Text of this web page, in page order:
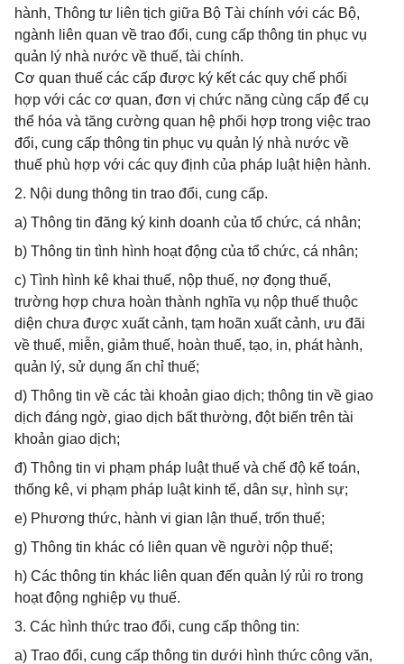
hành, Thông tư liên tịch giữa Bộ Tài chính với các Bộ,
ngành liên quan về trao đổi, cung cấp thông tin phục vụ
quản lý nhà nước về thuế, tài chính.
Cơ quan thuế các cấp được ký kết các quy chế phối
hợp với các cơ quan, đơn vị chức năng cùng cấp để cụ
thể hóa và tăng cường quan hệ phối hợp trong việc trao
đổi, cung cấp thông tin phục vụ quản lý nhà nước về
thuế phù hợp với các quy định của pháp luật hiện hành.
2. Nội dung thông tin trao đổi, cung cấp.
a) Thông tin đăng ký kinh doanh của tổ chức, cá nhân;
b) Thông tin tình hình hoạt động của tổ chức, cá nhân;
c) Tình hình kê khai thuế, nộp thuế, nợ đọng thuế,
trường hợp chưa hoàn thành nghĩa vụ nộp thuế thuộc
diện chưa được xuất cảnh, tạm hoãn xuất cảnh, ưu đãi
về thuế, miễn, giảm thuế, hoàn thuế, tạo, in, phát hành,
quản lý, sử dụng ấn chỉ thuế;
d) Thông tin về các tài khoản giao dịch; thông tin về giao
dịch đáng ngờ, giao dịch bất thường, đột biến trên tài
khoản giao dịch;
đ) Thông tin vi phạm pháp luật thuế và chế độ kế toán,
thống kê, vi phạm pháp luật kinh tế, dân sự, hình sự;
e) Phương thức, hành vi gian lận thuế, trốn thuế;
g) Thông tin khác có liên quan về người nộp thuế;
h) Các thông tin khác liên quan đến quản lý rủi ro trong
hoạt động nghiệp vụ thuế.
3. Các hình thức trao đổi, cung cấp thông tin:
a) Trao đổi, cung cấp thông tin dưới hình thức công văn,